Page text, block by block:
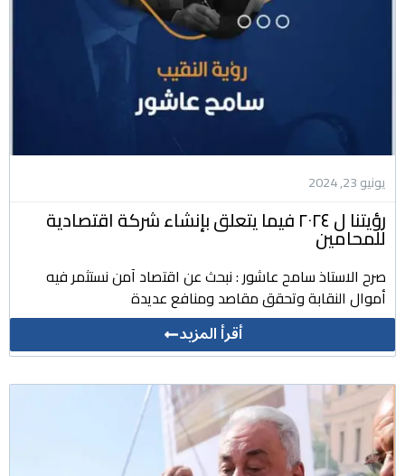
يونيو 23, 2024
رؤيتنا ل ٢٠٢٤ فيما يتعلق بإنشاء شركة اقتصادية
للمحامين
صرح الاستاذ سامح عاشور : نبحث عن اقتصاد آمن نستثمر فيه
أموال النقابة وتحقق مقاصد ومنافع عديدة
أقرأ المزيد